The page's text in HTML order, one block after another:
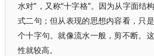
水对”，又称“十字格”。因为从字面结
式二句；但从表现的思想内容看，只
个十字句。就像流水一般，剪不断。
性就较高。